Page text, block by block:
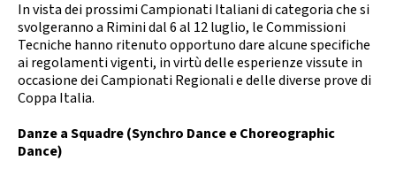
Tesseramento Territorio
Formazione
In vista dei prossimi Campionati Italiani di categoria che si
svolgeranno a Rimini dal 6 al 12 luglio, le Commissioni
Tecniche hanno ritenuto opportuno dare alcune specifiche
ai regolamenti vigenti, in virtù delle esperienze vissute in
occasione dei Campionati Regionali e delle diverse prove di
Coppa Italia.
Danze a Squadre (Synchro Dance e Choreographic
Dance)